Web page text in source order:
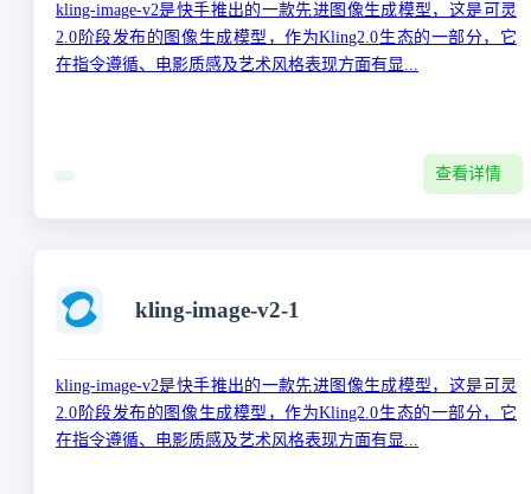
kling-image-v2是快手推出的一款先进图像生成模型，这是可灵
2.0阶段发布的图像生成模型，作为Kling2.0生态的一部分，它
在指令遵循、电影质感及艺术风格表现方面有显...
查看详情
kling-image-v2-1
kling-image-v2是快手推出的一款先进图像生成模型，这是可灵
2.0阶段发布的图像生成模型，作为Kling2.0生态的一部分，它
在指令遵循、电影质感及艺术风格表现方面有显...